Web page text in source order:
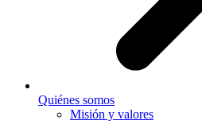
Quiénes somos
Misión y valores